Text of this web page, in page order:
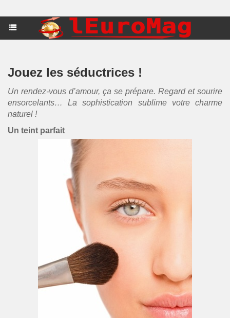
Jouez les séductrices !
Un rendez-vous d’amour, ça se prépare. Regard et sourire
ensorcelants… La sophistication sublime votre charme
naturel !
Un teint parfait